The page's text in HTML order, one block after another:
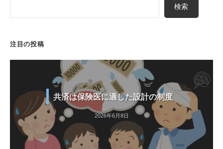
検索
注目の投稿
共済は保険医に適した設計の制度
2026年6月8日